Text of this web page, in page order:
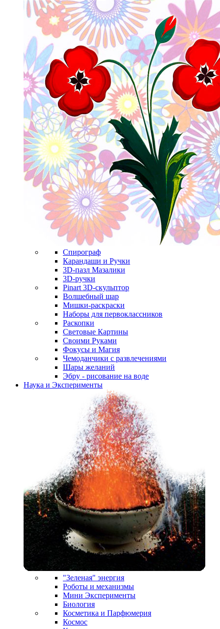
Спирограф
Карандаши и Ручки
3D-пазл Мазалики
3D-ручки
Pinart 3D-скульптор
Волшебный шар
Мишки-раскраски
Наборы для первоклассников
Раскопки
Световые Картины
Своими Руками
Фокусы и Магия
Чемоданчики с развлечениями
Шары желаний
Эбру - рисование на воде
Наука и Эксперименты
"Зеленая" энергия
Роботы и механизмы
Мини Эксперименты
Биология
Косметика и Парфюмерия
Космос